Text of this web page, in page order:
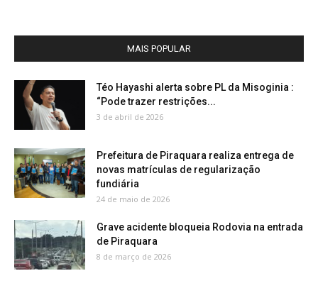
MAIS POPULAR
Téo Hayashi alerta sobre PL da Misoginia :
“Pode trazer restrições...
3 de abril de 2026
Prefeitura de Piraquara realiza entrega de
novas matrículas de regularização
fundiária
24 de maio de 2026
Grave acidente bloqueia Rodovia na entrada
de Piraquara
8 de março de 2026